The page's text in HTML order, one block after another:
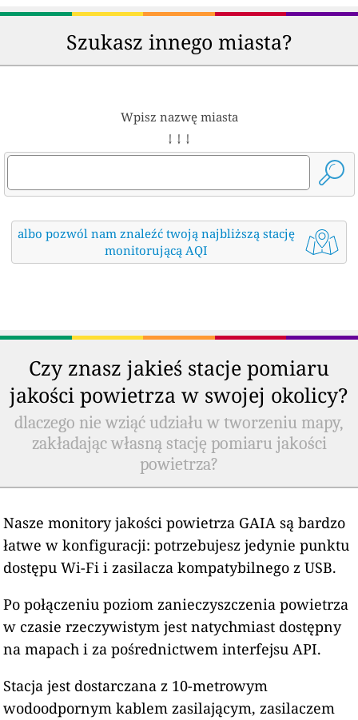
Szukasz innego miasta?
Wpisz nazwę miasta
↓ ↓ ↓
albo pozwól nam znaleźć twoją najbliższą stację
monitorującą AQI
Czy znasz jakieś stacje pomiaru
jakości powietrza w swojej okolicy?
dlaczego nie wziąć udziału w tworzeniu mapy,
zakładając własną stację pomiaru jakości
powietrza?
Nasze monitory jakości powietrza GAIA są bardzo
łatwe w konfiguracji: potrzebujesz jedynie punktu
dostępu Wi-Fi i zasilacza kompatybilnego z USB.
Po połączeniu poziom zanieczyszczenia powietrza
w czasie rzeczywistym jest natychmiast dostępny
na mapach i za pośrednictwem interfejsu API.
Stacja jest dostarczana z 10-metrowym
wodoodpornym kablem zasilającym, zasilaczem